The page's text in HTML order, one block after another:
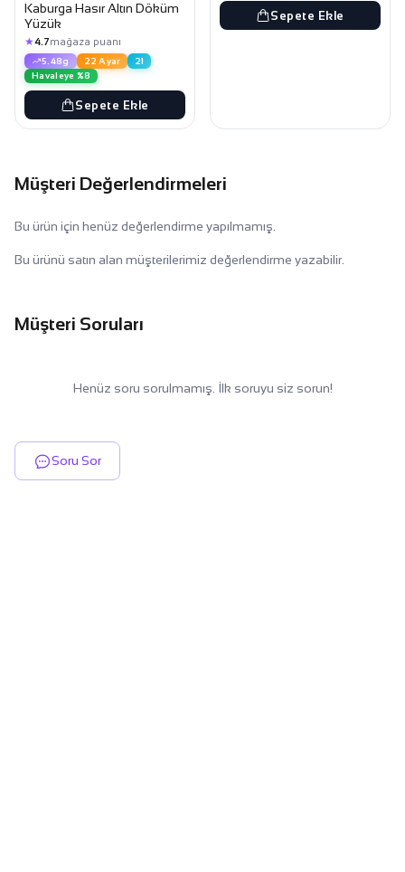
Kaburga Hasır Altın Döküm
Yüzük
★4.7mağaza puanı
5.48g 22 Ayar
21
Havaleye %8
Sepete Ekle
Sepete Ekle
Müşteri Değerlendirmeleri
Bu ürün için henüz değerlendirme yapılmamış.
Bu ürünü satın alan müşterilerimiz değerlendirme yazabilir.
Müşteri Soruları
Henüz soru sorulmamış. İlk soruyu siz sorun!
Soru Sor